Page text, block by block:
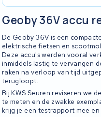
Geoby 36V accu
De Geoby 36V is een
elektrische fietsen en
Deze accu's werden vooral
inmiddels lastig te vervangen
raken na verloop van tijd
terugloopt.
Bij KWS Seuren reviseren we
te meten en de zwakke
krijg je een testrapport mee